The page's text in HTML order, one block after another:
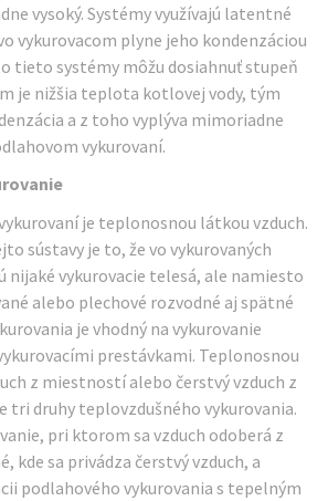
vysoký. Systémy využívajú latentné
vykurovacom plyne jeho kondenzáciou
tieto systémy môžu dosiahnuť stupeň
je nižšia teplota kotlovej vody, tým
a z toho vyplýva mimoriadne
vykurovaní.
je teplonosnou látkou vzduch.
sústavy je to, že vo vykurovaných
nijaké vykurovacie telesá, ale namiesto
alebo plechové rozvodné aj spätné
je vhodný na vykurovanie
prestávkami. Teplonosnou
z miestností alebo čerstvý vzduch z
tri druhy teplovzdušného vykurovania.
pri ktorom sa vzduch odoberá z
kde sa privádza čerstvý vzduch, a
podlahového vykurovania s tepelným